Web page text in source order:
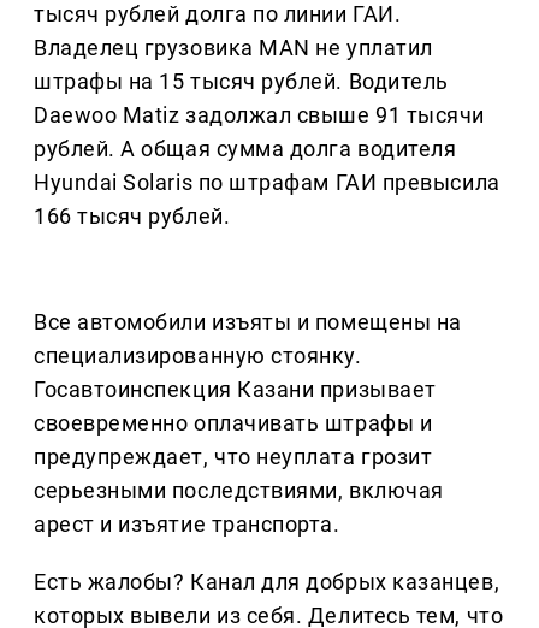
тысяч рублей долга по линии ГАИ.
Владелец грузовика MAN не уплатил
штрафы на 15 тысяч рублей. Водитель
Daewoo Matiz задолжал свыше 91 тысячи
рублей. А общая сумма долга водителя
Hyundai Solaris по штрафам ГАИ превысила
166 тысяч рублей.
Все автомобили изъяты и помещены на
специализированную стоянку.
Госавтоинспекция Казани призывает
своевременно оплачивать штрафы и
предупреждает, что неуплата грозит
серьезными последствиями, включая
арест и изъятие транспорта.
Есть жалобы? Канал для добрых казанцев,
которых вывели из себя. Делитеcь тем, что